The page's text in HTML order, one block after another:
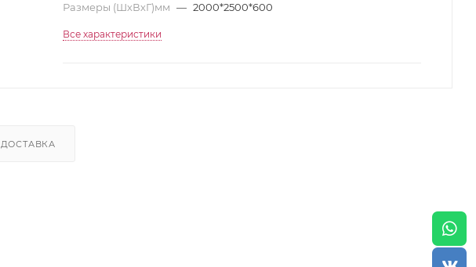
Размеры (ШхВхГ)мм — 2000*2500*600
Все характеристики
ДОСТАВКА